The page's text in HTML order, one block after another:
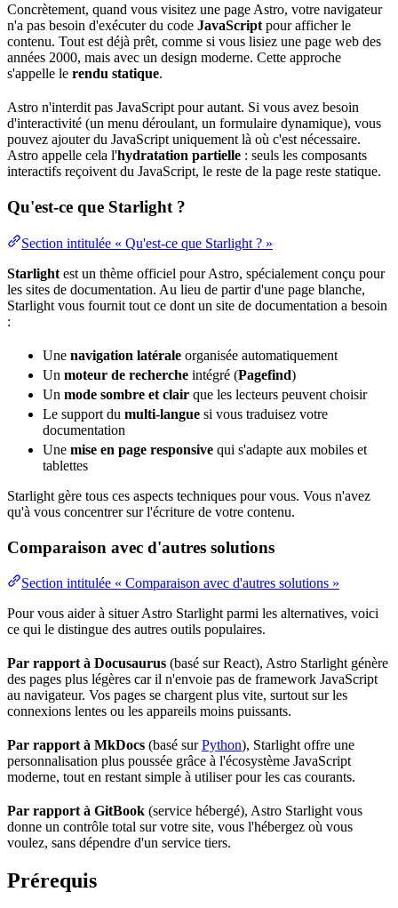
Concrètement, quand vous visitez une page Astro, votre navigateur
n'a pas besoin d'exécuter du code JavaScript pour afficher le
contenu. Tout est déjà prêt, comme si vous lisiez une page web des
années 2000, mais avec un design moderne. Cette approche
s'appelle le rendu statique.
Astro n'interdit pas JavaScript pour autant. Si vous avez besoin
d'interactivité (un menu déroulant, un formulaire dynamique), vous
pouvez ajouter du JavaScript uniquement là où c'est nécessaire.
Astro appelle cela l'hydratation partielle : seuls les composants
interactifs reçoivent du JavaScript, le reste de la page reste statique.
Qu'est-ce que Starlight ?
Section intitulée « Qu'est-ce que Starlight ? »
Starlight est un thème officiel pour Astro, spécialement conçu pour
les sites de documentation. Au lieu de partir d'une page blanche,
Starlight vous fournit tout ce dont un site de documentation a besoin
:
Une navigation latérale organisée automatiquement
Un moteur de recherche intégré (Pagefind)
Un mode sombre et clair que les lecteurs peuvent choisir
Le support du multi-langue si vous traduisez votre
documentation
Une mise en page responsive qui s'adapte aux mobiles et
tablettes
Starlight gère tous ces aspects techniques pour vous. Vous n'avez
qu'à vous concentrer sur l'écriture de votre contenu.
Comparaison avec d'autres solutions
Section intitulée « Comparaison avec d'autres solutions »
Pour vous aider à situer Astro Starlight parmi les alternatives, voici
ce qui le distingue des autres outils populaires.
Par rapport à Docusaurus (basé sur React), Astro Starlight génère
des pages plus légères car il n'envoie pas de framework JavaScript
au navigateur. Vos pages se chargent plus vite, surtout sur les
connexions lentes ou les appareils moins puissants.
Par rapport à MkDocs (basé surPython), Starlight offre une
personnalisation plus poussée grâce à l'écosystème JavaScript
moderne, tout en restant simple à utiliser pour les cas courants.
Par rapport à GitBook (service hébergé), Astro Starlight vous
donne un contrôle total sur votre site, vous l'hébergez où vous
voulez, sans dépendre d'un service tiers.
Prérequis